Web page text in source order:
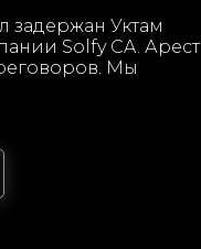
задержан Уктам
Solfy CA. Арест
Мы